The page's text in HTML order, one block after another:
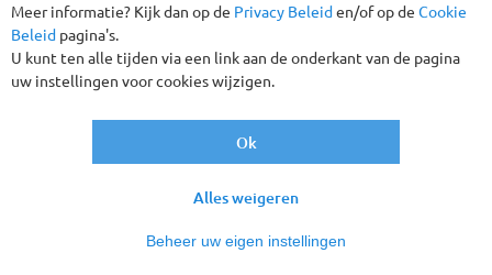
Het vermijden van de vaak kille en natte wintermaanden in
overwinteraars, vooral vanwege het aangename klimaat. De
gemiddelde winterse temperatuur van zo'n 16 graden
appartementen in het populaire Monte Gordo, een voormalig
Meer informatie? Kijk dan op de Privacy Beleiden/of op de Cookie
Beleid pagina's.
U kunt ten alle tijden via een link aan de onderkant van de pagina
uw instellingen voor cookies wijzigen.
Beheer uw eigen instellingen
Alles weigeren
Ok